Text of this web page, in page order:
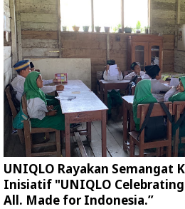
UNIQLO Rayakan Semangat
Inisiatif "UNIQLO
All. Made for Indonesia.”